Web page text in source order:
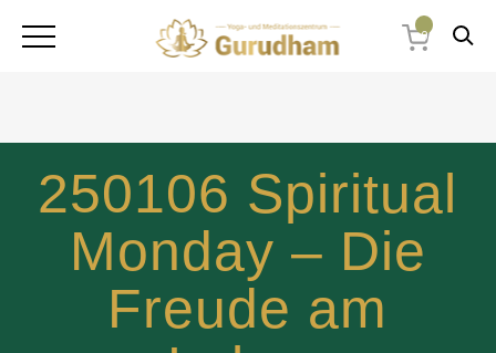
0
250106 Spiritual
Monday – Die
Freude am